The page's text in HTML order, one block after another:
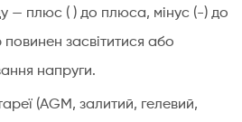
— плюс ( ) до плюса, мінус (-) до
засвітитися або
напруги.
(AGM, залитий, гелевий,